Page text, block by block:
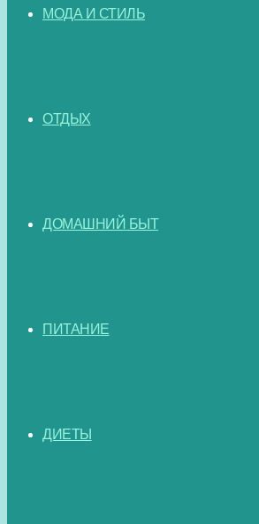
МОДА И СТИЛЬ
ОТДЫХ
ДОМАШНИЙ БЫТ
ПИТАНИЕ
ДИЕТЫ